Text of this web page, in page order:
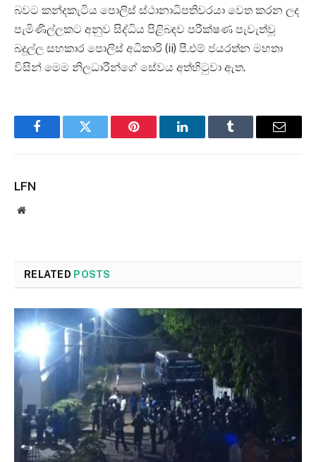
බවට කන්දකැටිය පොලිස් ස්ථානාධිපතිවරයා වෙත කරන ලද
පැමිණිල්ලකට අනුව සිද්ධිය පිළිබඳව පරීක්ෂණ පැවැත්වූ
බදුල්ල සහකාර පොලිස් අධිකාරි (ii) පී.එම් ජයරත්න මහතා
විසින් මෙම නිලධාරීන්ගේ සේවය අත්හිටුවා ඇත.
FacebookTwitter Pinterest LinkedInTumblr Email
LFN
Website
RELATED POSTS